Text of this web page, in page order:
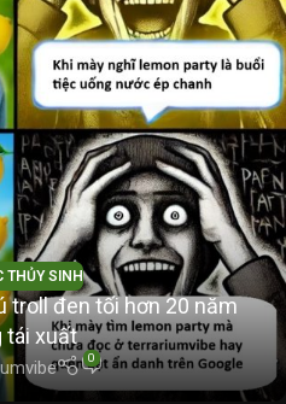
THỦY SINH
troll đen tối hơn 20 năm
tái xuất
0